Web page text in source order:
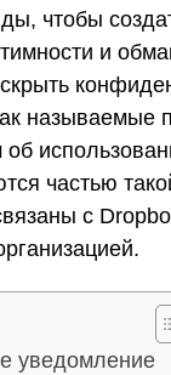
чтобы
и
называемые
частью
с
уведомление